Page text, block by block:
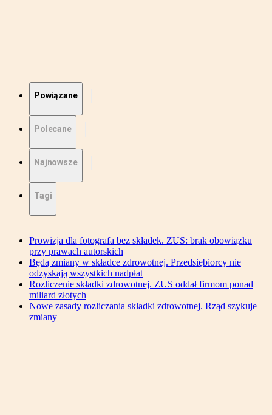
Powiązane
Polecane
Najnowsze
Tagi
Prowizja dla fotografa bez składek. ZUS: brak obowiązku
przy prawach autorskich
Będą zmiany w składce zdrowotnej. Przedsiębiorcy nie
odzyskają wszystkich nadpłat
Rozliczenie składki zdrowotnej. ZUS oddał firmom ponad
miliard złotych
Nowe zasady rozliczania składki zdrowotnej. Rząd szykuje
zmiany